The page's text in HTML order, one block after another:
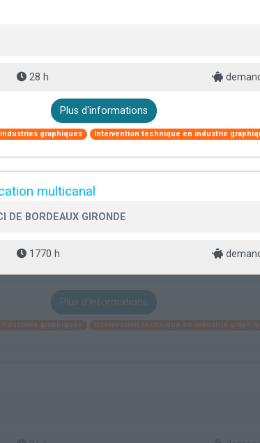
28 h
Plus d'informations
graphiques Intervention technique en industrie
multicanal
DE BORDEAUX GIRONDE
1770 h
Plus d'informations